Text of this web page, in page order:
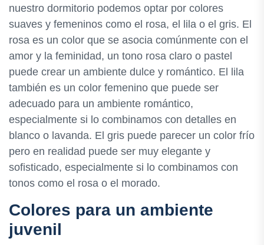
nuestro dormitorio podemos optar por colores
suaves y femeninos como el rosa, el lila o el gris. El
rosa es un color que se asocia comúnmente con el
amor y la feminidad, un tono rosa claro o pastel
puede crear un ambiente dulce y romántico. El lila
también es un color femenino que puede ser
adecuado para un ambiente romántico,
especialmente si lo combinamos con detalles en
blanco o lavanda. El gris puede parecer un color frío
pero en realidad puede ser muy elegante y
sofisticado, especialmente si lo combinamos con
tonos como el rosa o el morado.
Colores para un ambiente
juvenil